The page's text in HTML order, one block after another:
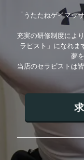
「うたたねゲイマッ
充実の研修制度によ
ラピスト」になれま
夢
当店のセラピストは